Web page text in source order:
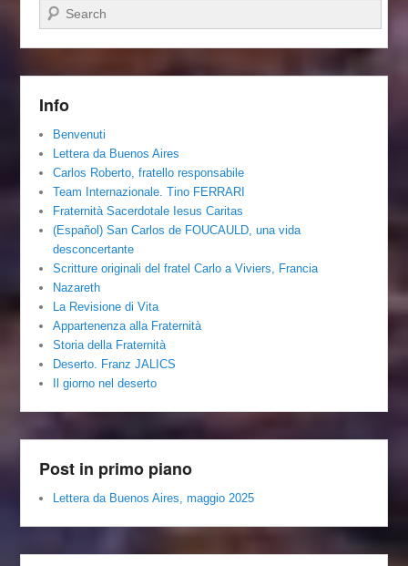
Cerca
Info
Benvenuti
Lettera da Buenos Aires
Carlos Roberto, fratello responsabile
Team Internazionale. Tino FERRARI
Fraternità Sacerdotale Iesus Caritas
(Español) San Carlos de FOUCAULD, una vida
desconcertante
Scritture originali del fratel Carlo a Viviers, Francia
Nazareth
La Revisione di Vita
Appartenenza alla Fraternità
Storia della Fraternità
Deserto. Franz JALICS
Il giorno nel deserto
Post in primo piano
Lettera da Buenos Aires, maggio 2025